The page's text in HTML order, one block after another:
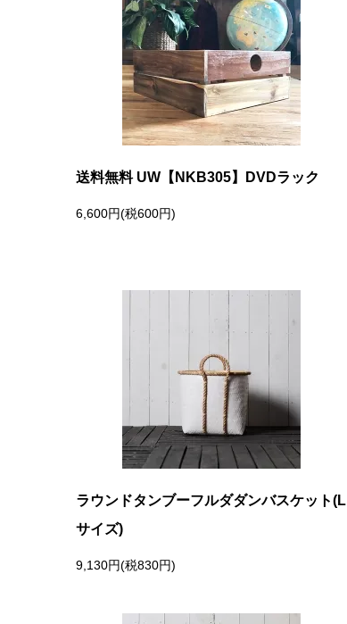
送料無料 UW【NKB305】DVDラック
6,600円(税600円)
ラウンドタンブーフルダダンバスケット(L
サイズ)
9,130円(税830円)